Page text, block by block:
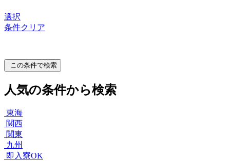
選択
条件クリア
この条件で検索
人気の条件から検索
東海
関西
関東
九州
即入寮OK